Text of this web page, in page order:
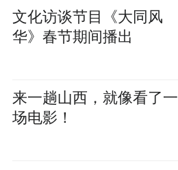
文化访谈节目《大同风
华》春节期间播出
来一趟山西，就像看了一
场电影！